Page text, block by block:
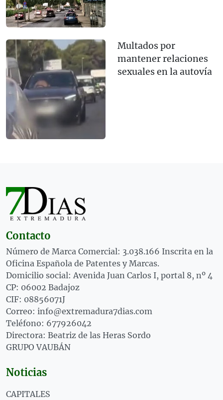
Multados por
mantener relaciones
sexuales en la autovía
Contacto
Número de Marca Comercial: 3.038.166 Inscrita en la
Oficina Española de Patentes y Marcas.
Domicilio social: Avenida Juan Carlos I, portal 8, nº 4
CP: 06002 Badajoz
CIF: 08856071J
Correo: info@extremadura7dias.com
Teléfono: 677926042
Directora: Beatriz de las Heras Sordo
GRUPO VAUBÁN
Noticias
CAPITALES